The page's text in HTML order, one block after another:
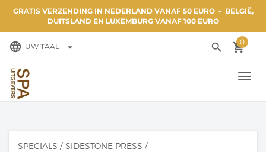
GRATIS VERZENDING IN NEDERLAND VANAF 50 EURO - BELGIË,
DUITSLAND EN LUXEMBURG VANAF 100 EURO
language UW TAAL arrow_drop_down local_grocery_store
0
search
SPECIALS / SIDESTONE PRESS /